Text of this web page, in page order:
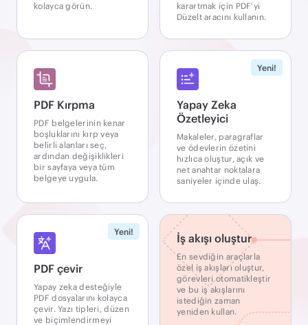
kolayca görün.
karartmak için PDF'yi
Düzelt aracını kullanın.
PDF Kırpma
PDF belgelerinin kenar
boşluklarını kırp veya
belirli alanları seç,
ardından değişiklikleri
bir sayfaya veya tüm
belgeye uygula.
Yeni!
Yapay Zeka
Özetleyici
Makaleler, paragraflar
ve ödevlerin özetini
hızlıca oluştur, açık ve
net anahtar noktalara
saniyeler içinde ulaş.
Yeni!
PDF çevir
Yapay zeka desteğiyle
PDF dosyalarını kolayca
çevir. Yazı tipleri, düzen
ve biçimlendirmeyi
İş akışı oluştur
En sevdiğin araçlarla
özel iş akışları oluştur,
görevleri otomatikleştir
ve bu iş akışlarını
istediğin zaman
yeniden kullan.